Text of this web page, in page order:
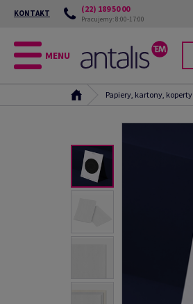
KONTAKT (22) 189 50 00
Pracujemy: 8:00-17:00
MENU
Papiery, kartony, koperty